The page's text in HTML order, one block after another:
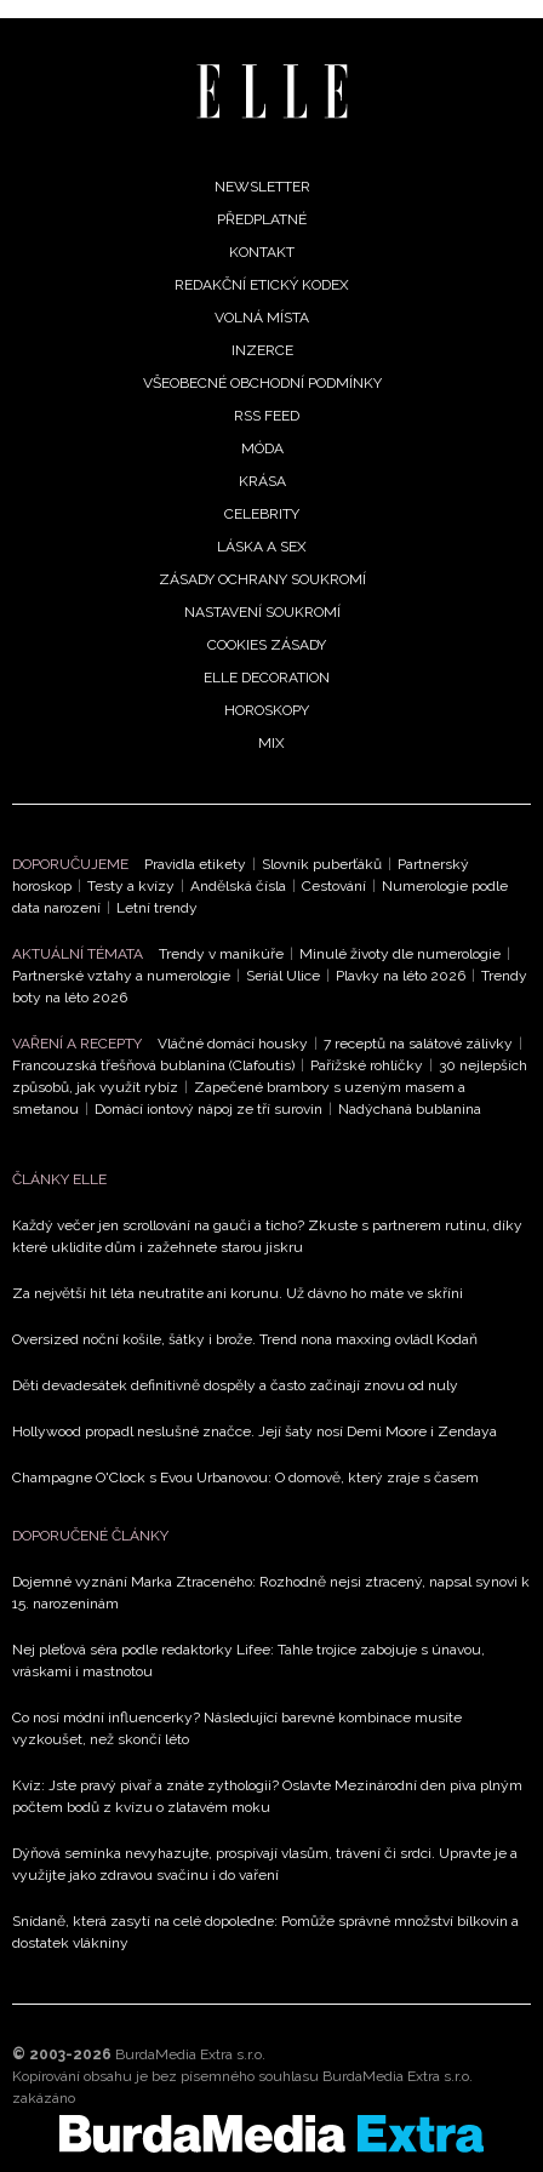
NEWSLETTER
PŘEDPLATNÉ
KONTAKT
REDAKČNÍ ETICKÝ KODEX
VOLNÁ MÍSTA
INZERCE
VŠEOBECNÉ OBCHODNÍ PODMÍNKY
RSS FEED
MÓDA
KRÁSA
CELEBRITY
LÁSKA A SEX
ZÁSADY OCHRANY SOUKROMÍ
NASTAVENÍ SOUKROMÍ
COOKIES ZÁSADY
ELLE DECORATION
HOROSKOPY
MIX
DOPORUČUJEME Pravidla etikety Slovník puberťáků
Partnerský
horoskop
Testy a kvízy Andělská čísla Cestování
Numerologie podle
data narození
Letní trendy
AKTUÁLNÍ TÉMATA Trendy v manikúře Minulé životy dle numerologie
Partnerské vztahy a numerologie
Seriál Ulice Plavky na léto 2026
Trendy
boty na léto 2026
VAŘENÍ A RECEPTY Vláčné domácí housky 7 receptů na salátové zálivky
Francouzská třešňová bublanina (Clafoutis)
Pařížské rohlíčky
30 nejlepších
způsobů, jak využít rybíz
Zapečené brambory s uzeným masem a
smetanou
Domácí iontový nápoj ze tří surovin Nadýchaná bublanina
ČLÁNKY ELLE
Každý večer jen scrollování na gauči a ticho? Zkuste s partnerem rutinu, díky
které uklidíte dům i zažehnete starou jiskru
Za největší hit léta neutratíte ani korunu. Už dávno ho máte ve skříni
Oversized noční košile, šátky i brože. Trend nona maxxing ovládl Kodaň
Děti devadesátek definitivně dospěly a často začínají znovu od nuly
Hollywood propadl neslušné značce. Její šaty nosí Demi Moore i Zendaya
Champagne O'Clock s Evou Urbanovou: O domově, který zraje s časem
DOPORUČENÉ ČLÁNKY
Dojemné vyznání Marka Ztraceného: Rozhodně nejsi ztracený, napsal synovi k
15. narozeninám
Nej pleťová séra podle redaktorky Lifee: Tahle trojice zabojuje s únavou,
vráskami i mastnotou
Co nosí módní influencerky? Následující barevné kombinace musíte
vyzkoušet, než skončí léto
Kvíz: Jste pravý pivař a znáte zythologii? Oslavte Mezinárodní den piva plným
počtem bodů z kvízu o zlatavém moku
Dýňová semínka nevyhazujte, prospívají vlasům, trávení či srdci. Upravte je a
využijte jako zdravou svačinu i do vaření
Snídaně, která zasytí na celé dopoledne: Pomůže správné množství bílkovin a
dostatek vlákniny
© 2003-2026 BurdaMedia Extra s.r.o.
Kopírování obsahu je bez písemného souhlasu BurdaMedia Extra s.r.o.
zakázáno